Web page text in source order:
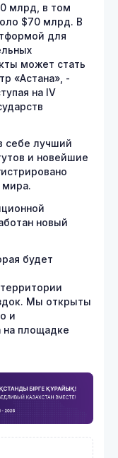
млрд, в том
$70 млрд. В
для
может стать
«Астана», -
на IV
себе лучший
и новейшие
мира.
новый
будет
Мы открыты
и
на площадке